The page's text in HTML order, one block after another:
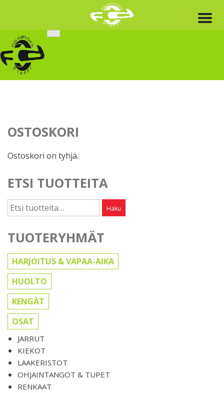
content
OSTOSKORI
Ostoskori on tyhjä.
ETSI TUOTTEITA
Etsi: Haku
TUOTERYHMÄT
HARJOITUS & VAPAA-AIKA
HUOLTO
KENGÄT
OSAT
JARRUT
KIEKOT
LAAKERISTOT
OHJAINTANGOT & TUPET
RENKAAT